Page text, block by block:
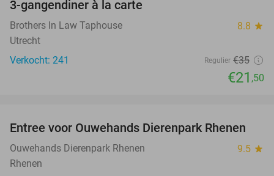
3-gangendiner à la carte
Brothers In Law Taphouse 8.8 star
Utrecht
Verkocht: 241
Regulier €35
€21 ,50
19%
Entree voor Ouwehands Dierenpark Rhenen
Ouwehands Dierenpark Rhenen 9.5 star
Rhenen